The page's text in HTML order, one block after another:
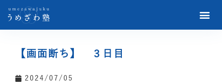
【画面断ち】 ３日目
2024/07/05